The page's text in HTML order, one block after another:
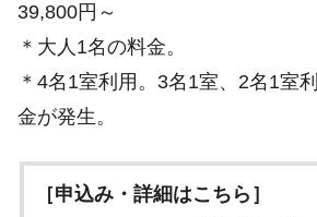
39,800円～
＊大人1名の料金。
＊4名1室利用。3名1室、2名1室
金が発生。
［申込み・詳細はこちら］